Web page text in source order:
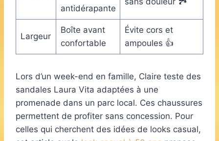
antidérapante
Largeur
Boîte avant
confortable
Évite cors et
ampoules 👍
Lors d’un week-end en famille, Claire teste des
sandales Laura Vita adaptées à une
promenade dans un parc local. Ces chaussures
permettent de profiter sans concession. Pour
celles qui cherchent des idées de looks casual,